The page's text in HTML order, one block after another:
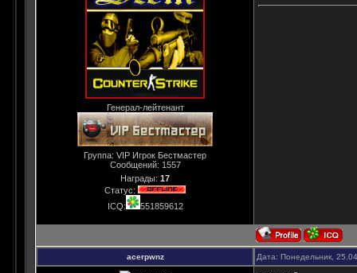
Генерал-лейтенант
Группа: VIP Игрок Бестмастер
Сообщений: 1557
Награды: 17
Статус:
ICQ:
551859612
acerpwnz Дата: Понедельник,